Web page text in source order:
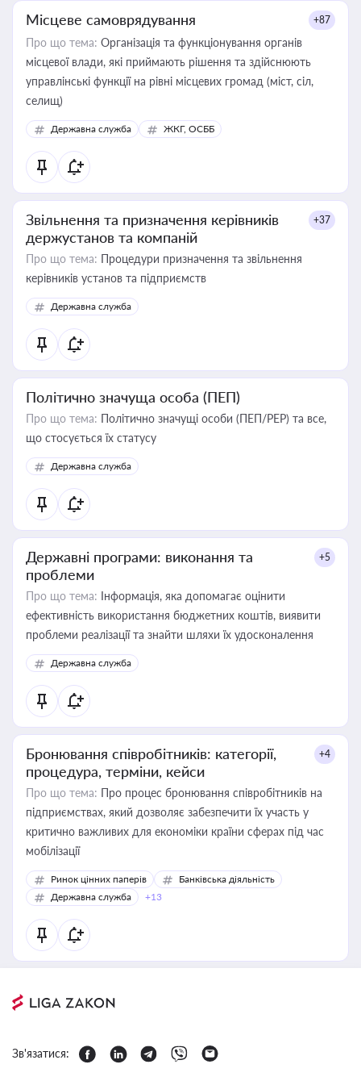
Місцеве самоврядування +87
Про що тема: Організація та функціонування органів
місцевої влади, які приймають рішення та здійснюють
управлінські функції на рівні місцевих громад (міст, сіл,
селищ)
Державна служба ЖКГ, ОСББ
Звільнення та призначення керівників
держустанов та компаній
+37
Про що тема: Процедури призначення та звільнення
керівників установ та підприємств
Державна служба
Політично значуща особа (ПЕП)
Про що тема: Політично значущі особи (ПЕП/PEP) та все,
що стосується їх статусу
Державна служба
Державні програми: виконання та
проблеми
+5
Про що тема: Інформація, яка допомагає оцінити
ефективність використання бюджетних коштів, виявити
проблеми реалізації та знайти шляхи їх удосконалення
Державна служба
Бронювання співробітників: категорії,
процедура, терміни, кейси
+4
Про що тема: Про процес бронювання співробітників на
підприємствах, який дозволяє забезпечити їх участь у
критично важливих для економіки країни сферах під час
мобілізації
Ринок цінних паперів
Банківська діяльність
Державна служба
+13
Зв'язатися: